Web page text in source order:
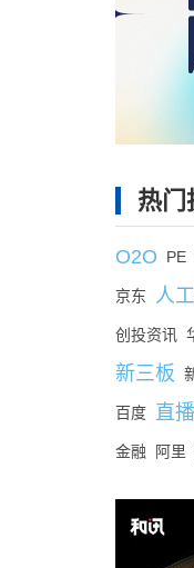
热门
O2O PE
京东 人
创投资讯
新三板
百度 直播
金融 阿里